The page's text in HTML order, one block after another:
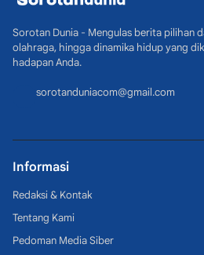
Sorotan Dunia - Mengulas berita pilihan
olahraga, hingga dinamika hidup yang
hadapan Anda.
sorotanduniacom@gmail.com
Informasi
Redaksi & Kontak
Tentang Kami
Pedoman Media Siber